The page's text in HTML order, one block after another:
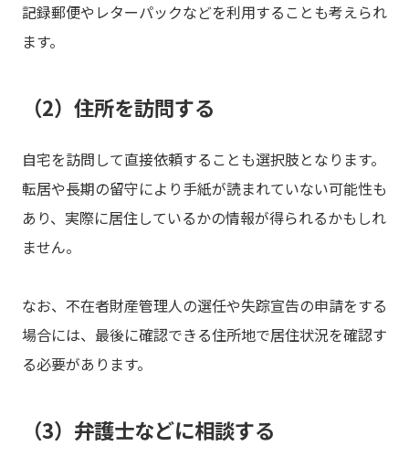
記録郵便やレターパックなどを利用することも考えられ
ます。
（2）住所を訪問する
自宅を訪問して直接依頼することも選択肢となります。
転居や長期の留守により手紙が読まれていない可能性も
あり、実際に居住しているかの情報が得られるかもしれ
ません。
なお、不在者財産管理人の選任や失踪宣告の申請をする
場合には、最後に確認できる住所地で居住状況を確認す
る必要があります。
（3）弁護士などに相談する